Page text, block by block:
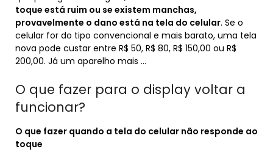
toque está ruim ou se existem manchas,
provavelmente o dano está na tela do celular. Se o
celular for do tipo convencional e mais barato, uma tela
nova pode custar entre R$ 50, R$ 80, R$ 150,00 ou R$
200,00. Já um aparelho mais …
O que fazer para o display voltar a
funcionar?
O que fazer quando a tela do celular não responde ao
toque